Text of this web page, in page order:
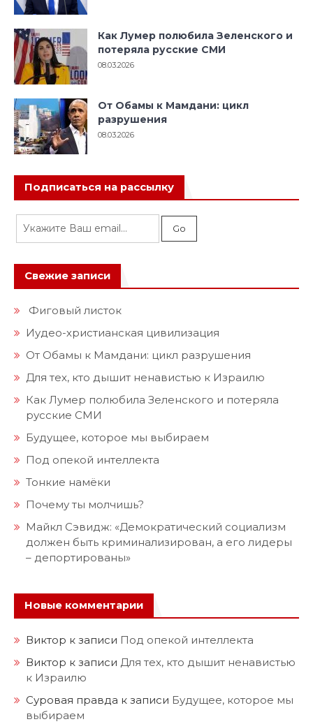
Как Лумер полюбила Зеленского и
потеряла русские СМИ
08.03.2026
От Обамы к Мамдани: цикл
разрушения
08.03.2026
Подписаться на рассылку
Свежие записи
Фиговый листок
Иудео-христианская цивилизация
От Обамы к Мамдани: цикл разрушения
Для тех, кто дышит ненавистью к Израилю
Как Лумер полюбила Зеленского и потеряла
русские СМИ
Будущее, которое мы выбираем
Под опекой интеллекта
Тонкие намёки
Почему ты молчишь?
Майкл Сэвидж: «Демократический социализм
должен быть криминализирован, а его лидеры
– депортированы»
Новые комментарии
Виктор к записи Под опекой интеллекта
Виктор к записи Для тех, кто дышит ненавистью
к Израилю
Суровая правда к записи Будущее, которое мы
выбираем